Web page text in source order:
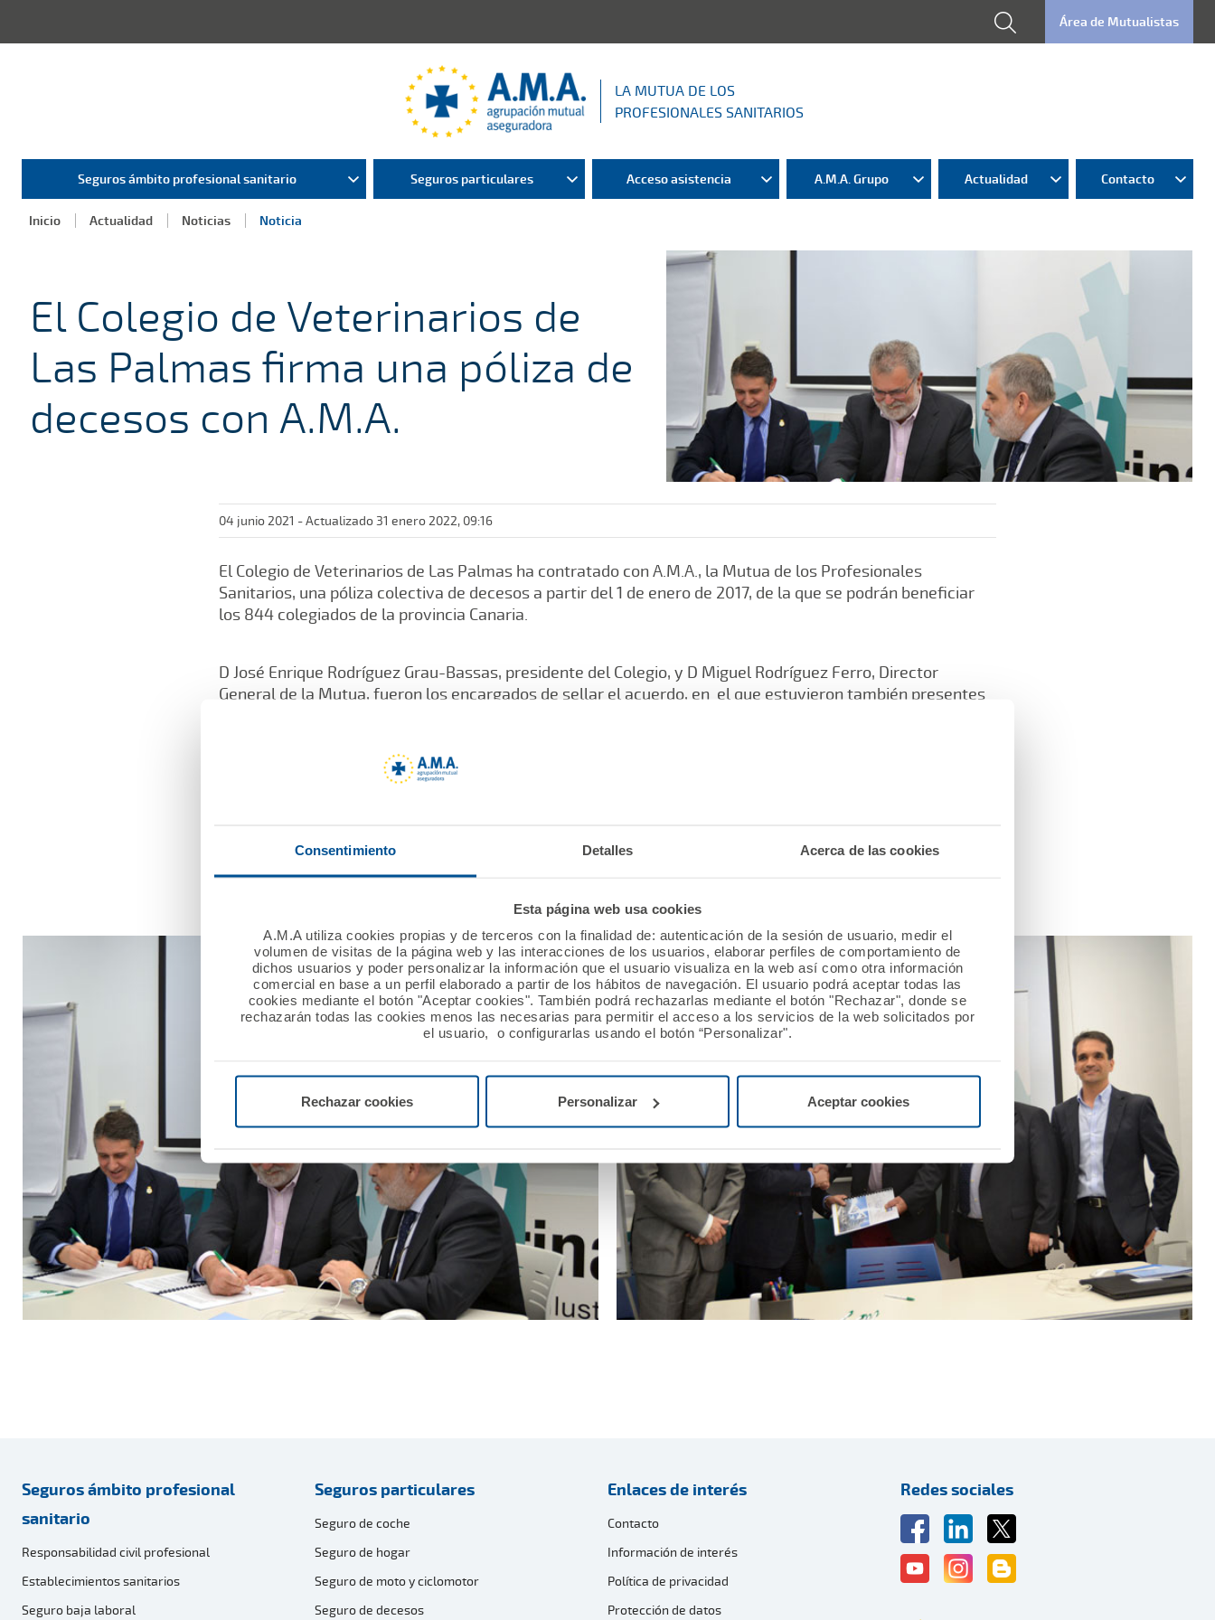
Consentimiento Detalles Acerca de las cookies
Esta página web usa cookies
A.M.A utiliza cookies propias y de terceros con la finalidad de: autenticación de la sesión de usuario, medir el
volumen de visitas de la página web y las interacciones de los usuarios, elaborar perfiles de comportamiento de
dichos usuarios y poder personalizar la información que el usuario visualiza en la web así como otra información
comercial en base a un perfil elaborado a partir de los hábitos de navegación. El usuario podrá aceptar todas las
cookies mediante el botón "Aceptar cookies". También podrá rechazarlas mediante el botón "Rechazar", donde se
rechazarán todas las cookies menos las necesarias para permitir el acceso a los servicios de la web solicitados por
el usuario, o configurarlas usando el botón “Personalizar".
Rechazar cookies Personalizar Aceptar cookies
Área de Mutualistas
LA MUTUA DE LOS
PROFESIONALES SANITARIOS
Seguros ámbito profesional sanitario Seguros particulares Acceso asistencia A.M.A. Grupo Actualidad Contacto
Inicio Actualidad Noticias Noticia
El Colegio de Veterinarios de
Las Palmas firma una póliza de
decesos con A.M.A.
04 junio 2021 - Actualizado 31 enero 2022, 09:16
El Colegio de Veterinarios de Las Palmas ha contratado con A.M.A., la Mutua de los Profesionales
Sanitarios, una póliza colectiva de decesos a partir del 1 de enero de 2017, de la que se podrán beneficiar
los 844 colegiados de la provincia Canaria.
D José Enrique Rodríguez Grau-Bassas, presidente del Colegio, y D Miguel Rodríguez Ferro, Director
General de la Mutua, fueron los encargados de sellar el acuerdo, en el que estuvieron también presentes
otras garantías.
Seguros ámbito profesional
sanitario
Responsabilidad civil profesional
Establecimientos sanitarios
Seguro baja laboral
Seguros particulares
Seguro de coche
Seguro de hogar
Seguro de moto y ciclomotor
Seguro de decesos
Enlaces de interés
Contacto
Información de interés
Política de privacidad
Protección de datos
Redes sociales